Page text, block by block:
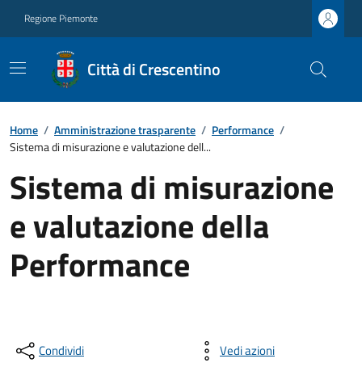
Regione Piemonte
Città di Crescentino
Home / Amministrazione trasparente / Performance /
Sistema di misurazione e valutazione dell...
Sistema di misurazione
e valutazione della
Performance
Condividi Vedi azioni